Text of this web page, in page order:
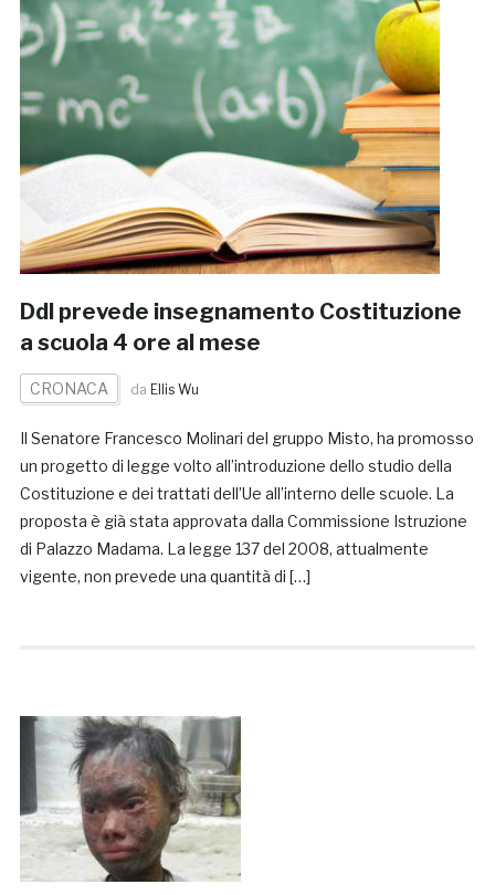
Ddl prevede insegnamento Costituzione
a scuola 4 ore al mese
CRONACA da Ellis Wu
Il Senatore Francesco Molinari del gruppo Misto, ha promosso
un progetto di legge volto all’introduzione dello studio della
Costituzione e dei trattati dell’Ue all’interno delle scuole. La
proposta è già stata approvata dalla Commissione Istruzione
di Palazzo Madama. La legge 137 del 2008, attualmente
vigente, non prevede una quantità di […]